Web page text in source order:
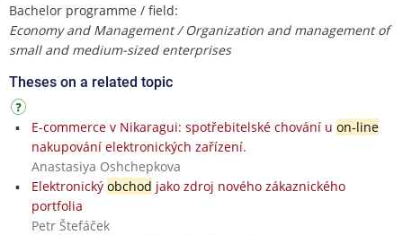
Bachelor programme / field:
Economy and Management / Organization and management of
small and medium-sized enterprises
Theses on a related topic
E-commerce v Nikaragui: spotřebitelské chování u on-line
nakupování elektronických zařízení.
Anastasiya Oshchepkova
Elektronický obchod jako zdroj nového zákaznického
portfolia
Petr Štefáček